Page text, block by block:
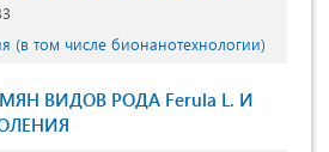
(в том числе бионанотехнологии)
ВИДОВ РОДА Ferula L. И